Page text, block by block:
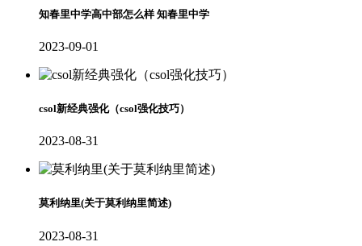
知春里中学高中部怎么样 知春里中学
2023-09-01
csol新经典强化（csol强化技巧）
2023-08-31
莫利纳里(关于莫利纳里简述)
2023-08-31